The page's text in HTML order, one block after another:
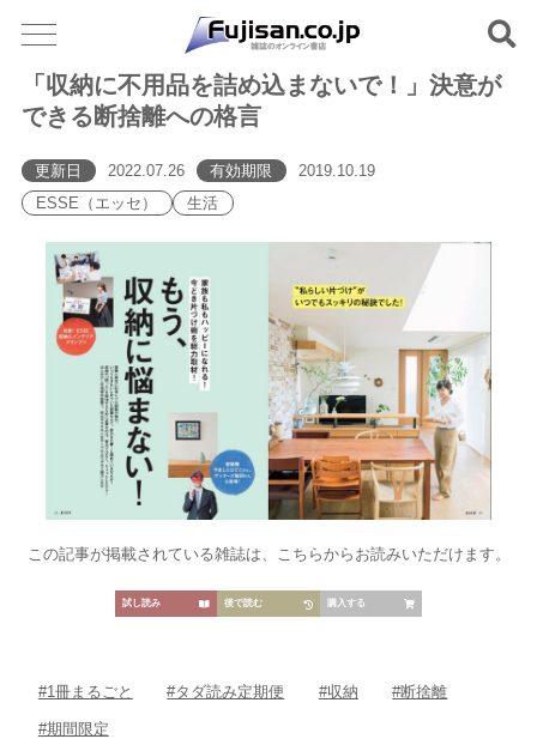
「収納に不用品を詰め込まないで！」決意が
できる断捨離への格言
更新日 2022.07.26 有効期限
2019.10.19
ESSE（エッセ）
生活
この記事が掲載されている雑誌は、こちらからお読みいただけます。
試し読み 後で読む 購入する
#1冊まるごと #タダ読み定期便 #収納 #断捨離
#期間限定